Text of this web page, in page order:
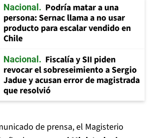
Nacional
Podría matar a una
persona: Sernac llama a no usar
producto para escalar vendido en
Chile
Nacional
Fiscalía y SII piden
revocar el sobreseimiento a Sergio
Jadue y acusan error de magistrada
que resolvió
de prensa, el Magisterio